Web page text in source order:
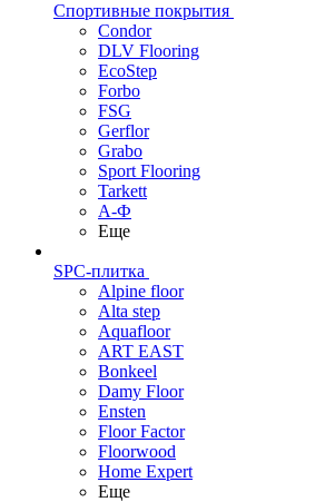
Спортивные покрытия
Condor
DLV Flooring
EcoStep
Forbo
FSG
Gerflor
Grabo
Sport Flooring
Tarkett
А-Ф
Еще
SPC-плитка
Alpine floor
Alta step
Aquafloor
ART EAST
Bonkeel
Damy Floor
Ensten
Floor Factor
Floorwood
Home Expert
Еще